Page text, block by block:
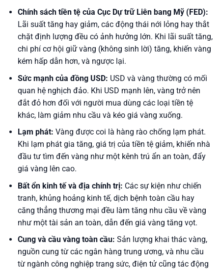
Chính sách tiền tệ của Cục Dự trữ Liên bang Mỹ (FED):
Lãi suất tăng hay giảm, các động thái nới lỏng hay thắt
chặt định lượng đều có ảnh hưởng lớn. Khi lãi suất tăng,
chi phí cơ hội giữ vàng (không sinh lời) tăng, khiến vàng
kém hấp dẫn hơn, và ngược lại.
Sức mạnh của đồng USD: USD và vàng thường có mối
quan hệ nghịch đảo. Khi USD mạnh lên, vàng trở nên
đắt đỏ hơn đối với người mua dùng các loại tiền tệ
khác, làm giảm nhu cầu và kéo giá vàng xuống.
Lạm phát: Vàng được coi là hàng rào chống lạm phát.
Khi lạm phát gia tăng, giá trị của tiền tệ giảm, khiến nhà
đầu tư tìm đến vàng như một kênh trú ẩn an toàn, đẩy
giá vàng lên cao.
Bất ổn kinh tế và địa chính trị: Các sự kiện như chiến
tranh, khủng hoảng kinh tế, dịch bệnh toàn cầu hay
căng thẳng thương mại đều làm tăng nhu cầu về vàng
như một tài sản an toàn, dẫn đến giá vàng tăng vọt.
Cung và cầu vàng toàn cầu: Sản lượng khai thác vàng,
nguồn cung từ các ngân hàng trung ương, và nhu cầu
từ ngành công nghiệp trang sức, điện tử cũng tác động